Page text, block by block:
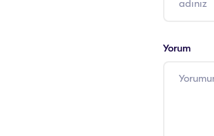
Yorum